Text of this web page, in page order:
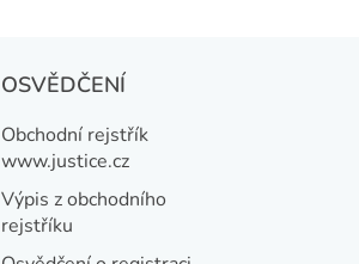
OSVĚDČENÍ
Obchodní rejstřík
www.justice.cz
Výpis z obchodního
rejstříku